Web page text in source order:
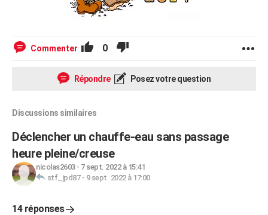
Commenter 0
Répondre Posez votre question
Discussions similaires
Déclencher un chauffe-eau sans passage
heure pleine/creuse
nicolas2603- 7 sept. 2022 à 15:41
stf_jpd87- 9 sept. 2022 à 17:00
14 réponses